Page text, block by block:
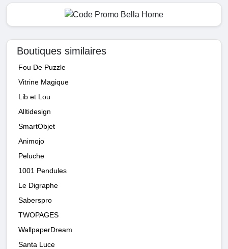
Boutiques similaires
Fou De Puzzle
Vitrine Magique
Lib et Lou
Alltidesign
SmartObjet
Animojo
Peluche
1001 Pendules
Le Digraphe
Saberspro
TWOPAGES
WallpaperDream
Santa Luce